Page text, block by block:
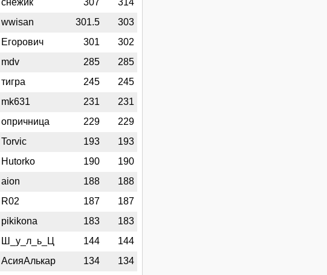
снежик 307
314
wwisan
301.5
303
Егорович
301
302
mdv
285
285
тигра
245
245
mk631
231
231
опричница
229
229
Torvic
193
193
Hutorko
190
190
aion
188
188
R02
187
187
pikikona
183
183
Ш_у_л_ь_Ц
144
144
АсияАлькар
134
134